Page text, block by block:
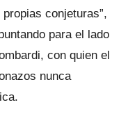
conjeturas”,
para el lado
con quien el
nunca